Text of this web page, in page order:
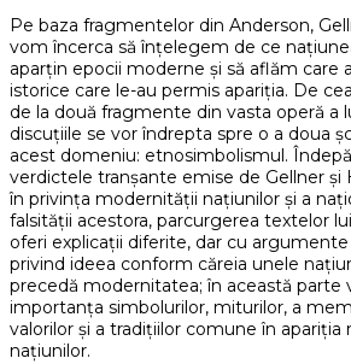
Pe baza fragmentelor din Anderson,
vom încerca să înțelegem de ce
aparțin epocii moderne și să aflăm care
istorice care le-au permis apariția. De
de la două fragmente din vasta operă a
discuțiile se vor îndrepta spre o a doua
acest domeniu: etnosimbolismul.
verdictele tranșante emise de Gellner și
în privința modernității națiunilor și a
falsității acestora, parcurgerea textelor
oferi explicații diferite, dar cu
privind ideea conform căreia unele
precedă modernitatea; în această parte
importanța simbolurilor, miturilor, a
valorilor și a tradițiilor comune în apariția
națiunilor.